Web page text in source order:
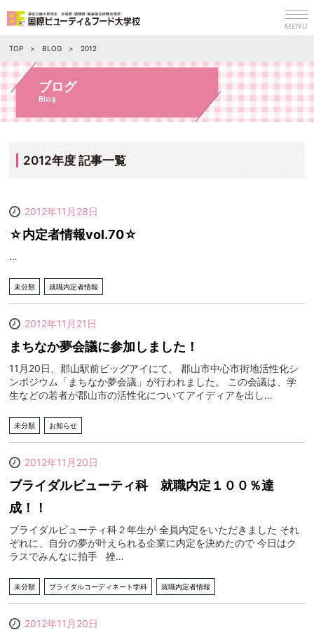
TOP BLOG 2012
ブログ
Blog
2012年度 記事一覧
2012年11月28日
☆内定者情報vol.70☆
…
未分類 就職内定者情報
2012年11月21日
まちなか夢会議に参加しました！
11月20日、郡山駅前ビッグアイにて、 郡山市中心市街地活性化シ
ンポジウム「まちなか夢会議」が行われました。 この会議は、学
生などの若者が郡山市の活性化についてアイディアを出し…
未分類 お知らせ
2012年11月20日
ブライダルビューティ科 就職内定１００％達
成！！
ブライダルビューティ科２年生が 全員内定をいただきました それ
ぞれに、自分の夢が叶えられる企業に内定を決めたので 今日はク
ラスでみんなに拍手 挫…
未分類 ブライダルコーディネート学科 就職内定者情報
2012年11月20日
MENU